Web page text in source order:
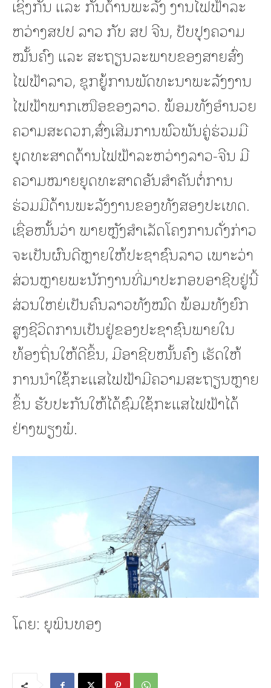
ເຊິ່ງກັນ ແລະ ກັນດ້ານພະລັງ ງານໄຟຟ້າລະ
ຫວ່າງສປປ ລາວ ກັບ ສປ ຈີນ, ປັບປຸງຄວາມ
ໝັ້ນຄົງ ແລະ ສະຖຽນລະພາບຂອງສາຍສົ່ງ
ໄຟຟ້າລາວ, ຊຸກຍູ້ການພັດທະນາພະລັງງານ
ໄຟຟ້າພາກເໜືອຂອງລາວ. ພ້ອມທັງອຳນວຍ
ຄວາມສະດວກ,ສົ່ງເສີມການພົວພັນຄູ່ຮ່ວມມື
ຍຸດທະສາດດ້ານໄຟຟ້າລະຫວ່າງລາວ-ຈີນ ມີ
ຄວາມໝາຍຍຸດທະສາດອັນສຳຄັນຕໍ່ການ
ຮ່ວມມືດ້ານພະລັງງານຂອງທັງສອງປະເທດ.
ເຊື່ອໜັ້ນວ່າ ພາຍຫຼັງສໍາເລັດໂຄງການດັ່ງກ່າວ
ຈະເປັນຜົນດີຫຼາຍໃຫ້ປະຊາຊົນລາວ ເພາະວ່າ
ສ່ວນຫຼາຍພະນັກງານທີ່ມາປະກອບອາຊີບຢູ່ນີ້
ສ່ວນໃຫຍ່ເປັນຄົນລາວທັງໝົດ ພ້ອມທັງຍົກ
ສູງຊີວິດການເປັນຢູ່ຂອງປະຊາຊົນພາຍໃນ
ທ້ອງຖິ່ນໃຫ້ດີຂຶ້ນ, ມີອາຊີບໜັ້ນຄົງ ເຮັດໃຫ້
ການນໍາໃຊ້ກະແສໄຟຟ້າມີຄວາມສະຖຽນຫຼາຍ
ຂຶ້ນ ຮັບປະກັນໃຫ້ໄດ້ຊົມໃຊ້ກະແສໄຟຟ້າໄດ້
ຢ່າງພຽງພໍ.
ໂດຍ: ຍຸພິນທອງ